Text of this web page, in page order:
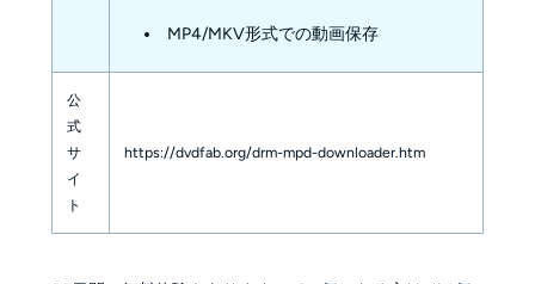
MP4/MKV形式での動画保存
公
式
サ
イ
ト
https://dvdfab.org/drm-mpd-downloader.htm